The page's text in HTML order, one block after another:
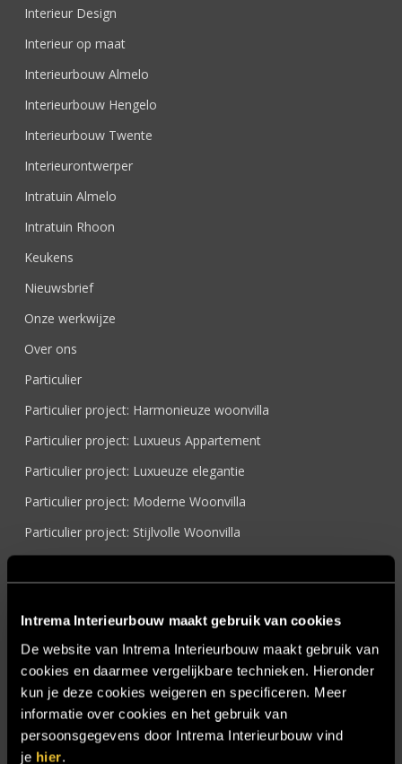
Intrema Interieurbouw maakt gebruik van cookies
De website van Intrema Interieurbouw maakt gebruik van
cookies en daarmee vergelijkbare technieken. Hieronder
kun je deze cookies weigeren en specificeren. Meer
informatie over cookies en het gebruik van
persoonsgegevens door Intrema Interieurbouw vind
je hier.
Interieur Design
Interieur op maat
Interieurbouw Almelo
Interieurbouw Hengelo
Interieurbouw Twente
Interieurontwerper
Intratuin Almelo
Intratuin Rhoon
Keukens
Nieuwsbrief
Onze werkwijze
Over ons
Particulier
Particulier project: Harmonieuze woonvilla
Particulier project: Luxueus Appartement
Particulier project: Luxueuze elegantie
Particulier project: Moderne Woonvilla
Particulier project: Stijlvolle Woonvilla
Referenties
Samenwerken
Sensire
Showroom
SIDN